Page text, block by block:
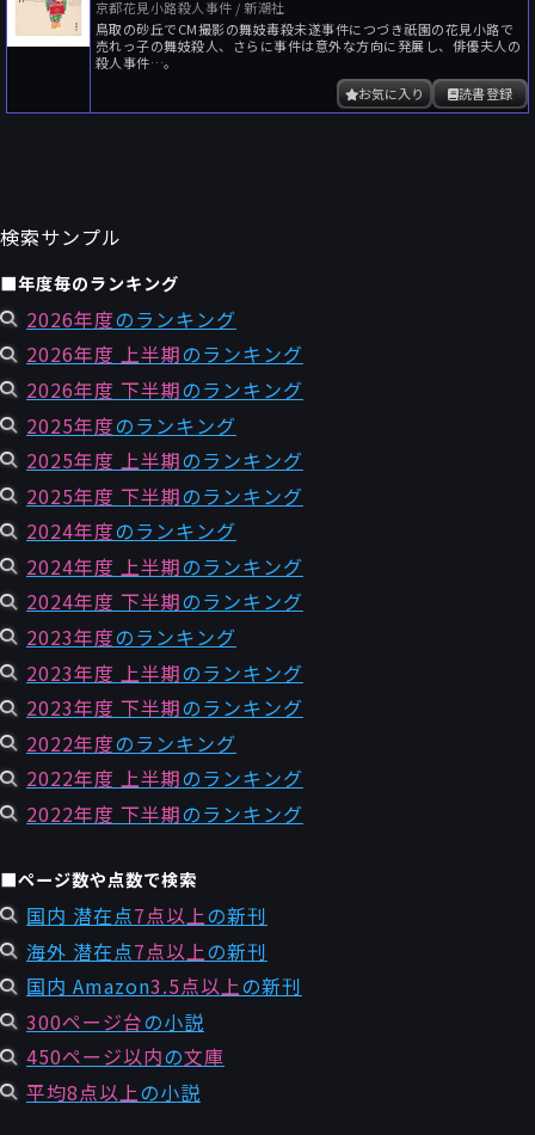
京都花見小路殺人事件 / 新潮社
鳥取の砂丘でCM撮影の舞妓毒殺未遂事件につづき祇園の花見小路で
売れっ子の舞妓殺人、さらに事件は意外な方向に発展し、俳優夫人の
殺人事件…。
読書登録
お気に入り
検索サンプル
■年度毎のランキング
2026年度のランキング
2026年度 上半期のランキング
2026年度 下半期のランキング
2025年度のランキング
2025年度 上半期のランキング
2025年度 下半期のランキング
2024年度のランキング
2024年度 上半期のランキング
2024年度 下半期のランキング
2023年度のランキング
2023年度 上半期のランキング
2023年度 下半期のランキング
2022年度のランキング
2022年度 上半期のランキング
2022年度 下半期のランキング
■ページ数や点数で検索
国内 潜在点7点以上の新刊
海外 潜在点7点以上の新刊
国内 Amazon3.5点以上の新刊
300ページ台の小説
450ページ以内の文庫
平均8点以上の小説